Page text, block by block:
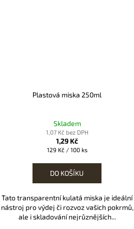
Plastová miska 250ml
Skladem
1,07 Kč bez DPH
1,29 Kč
Měrná
129 Kč / 100 ks
DO KOŠÍKU
Tato transparentní kulatá miska je ideální
nástroj pro výdej či rozvoz vašich pokrmů,
ale i skladování nejrůznějších...